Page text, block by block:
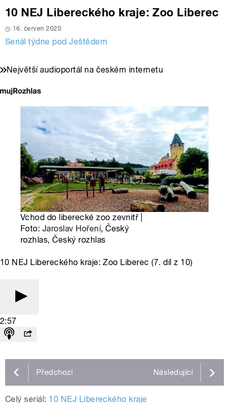
10 NEJ Libereckého kraje: Zoo Liberec
16. červen 2020
Seriál týdne pod Ještědem
Největší audioportál na českém internetu
Vchod do liberecké zoo zevnitř |
Foto: Jaroslav Hoření, Český
rozhlas, Český rozhlas
10 NEJ Libereckého kraje: Zoo Liberec (7. díl z 10)
2:57
Předchozí Následující
Celý seriál: 10 NEJ Libereckého kraje